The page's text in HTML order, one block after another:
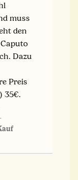
muss
den
Dazu
Preis
35€.